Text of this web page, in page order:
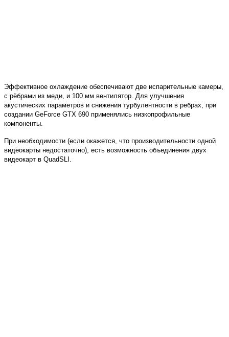
Эффективное охлаждение обеспечивают две испарительные камеры,
с рёбрами из меди, и 100 мм вентилятор. Для улучшения
акустических параметров и снижения турбулентности в ребрах, при
создании GeForce GTX 690 применялись низкопрофильные
компоненты.
При необходимости (если окажется, что производительности одной
видеокарты недостаточно), есть возможность объединения двух
видеокарт в QuadSLI.